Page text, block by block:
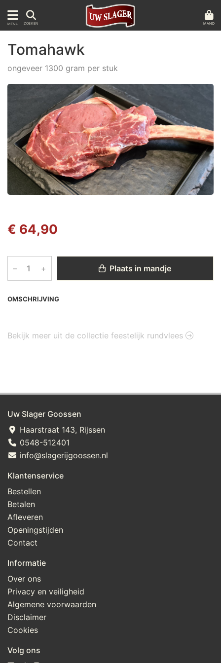
MENU ZOEKEN MAND
OMSCHRIJVING
Tomahawk
ongeveer 1300 gram per stuk
€ 64,90
– + Plaats in mandje
Bekijk meer uit de collectie feestelijk rundvlees
Uw Slager Goossen
Haarstraat 143, Rijssen
0548-512401
info@slagerijgoossen.nl
Klantenservice
Bestellen
Betalen
Afleveren
Openingstijden
Contact
Informatie
Over ons
Privacy en veiligheid
Algemene voorwaarden
Disclaimer
Cookies
Volg ons